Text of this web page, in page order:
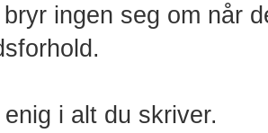
ingen seg om når
i alt du skriver.